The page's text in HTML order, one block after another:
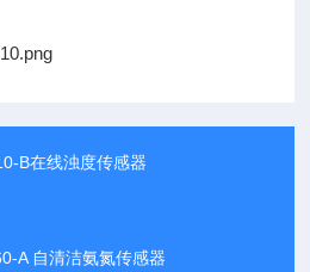
B在线浊度传感器
A 自清洁氨氮传感器